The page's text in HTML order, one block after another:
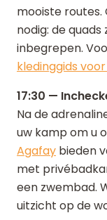
mooiste
nodig: de
inbegrepen.
kledinggids
17:30 —
Na de
uw kamp om u
Agafay bieden
met
een zwembad.
uitzicht op de